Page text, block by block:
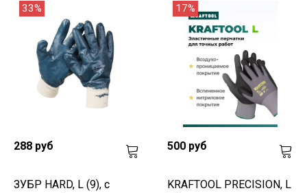
33%
288 руб
ЗУБР HARD, L (9), с
17%
500 руб
KRAFTOOL PRECISION, L